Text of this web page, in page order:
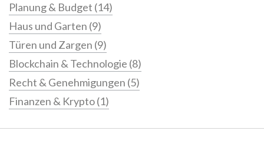
Planung & Budget (14)
Haus und Garten (9)
Türen und Zargen (9)
Blockchain & Technologie (8)
Recht & Genehmigungen (5)
Finanzen & Krypto(1)